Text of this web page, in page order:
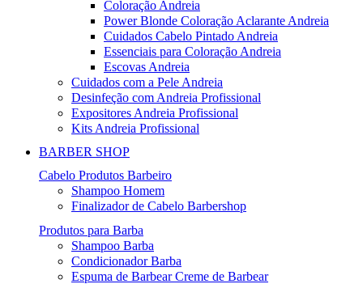
Coloração Andreia
Power Blonde Coloração Aclarante Andreia
Cuidados Cabelo Pintado Andreia
Essenciais para Coloração Andreia
Escovas Andreia
Cuidados com a Pele Andreia
Desinfeção com Andreia Profissional
Expositores Andreia Profissional
Kits Andreia Profissional
BARBER SHOP
Cabelo Produtos Barbeiro
Shampoo Homem
Finalizador de Cabelo Barbershop
Produtos para Barba
Shampoo Barba
Condicionador Barba
Espuma de Barbear Creme de Barbear